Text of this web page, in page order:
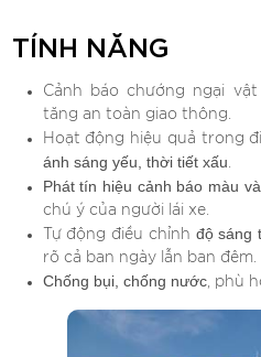
TÍNH NĂNG
Cảnh báo chướng ngại
tăng an toàn giao thông.
Hoạt động hiệu quả trong
ánh sáng yếu, thời tiết xấu.
Phát tín hiệu cảnh báo màu
chú ý của người lái xe.
Tự động điều chỉnh độ sáng
rõ cả ban ngày lẫn ban đêm.
Chống bụi, chống nước, phù